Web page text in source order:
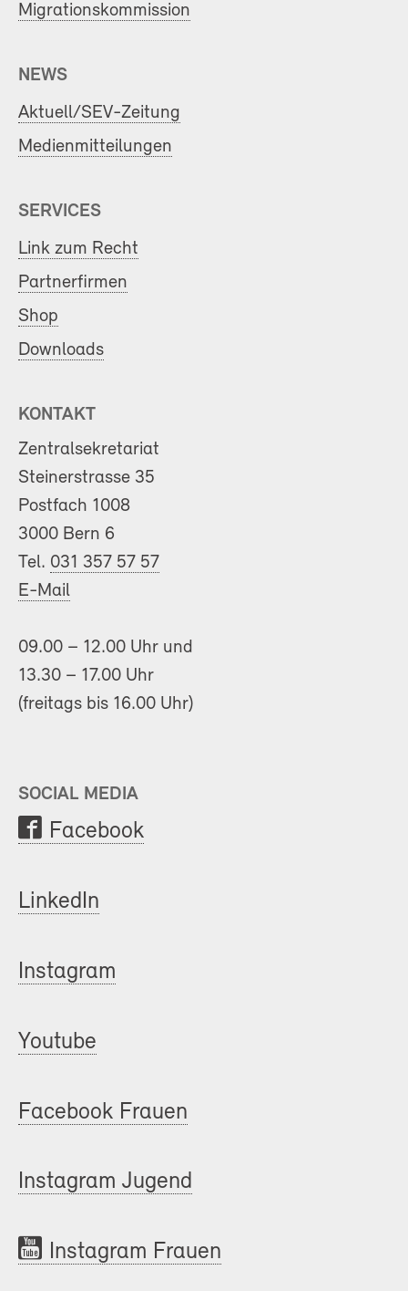
Migrationskommission
NEWS
Aktuell/SEV-Zeitung
Medienmitteilungen
SERVICES
Link zum Recht
Partnerfirmen
Shop
Downloads
KONTAKT
Zentralsekretariat
Steinerstrasse 35
Postfach 1008
3000 Bern 6
Tel. 031 357 57 57
E-Mail
09.00 – 12.00 Uhr und
13.30 – 17.00 Uhr
(freitags bis 16.00 Uhr)
SOCIAL MEDIA
Facebook
LinkedIn
Instagram
Youtube
Facebook Frauen
Instagram Jugend
Instagram Frauen